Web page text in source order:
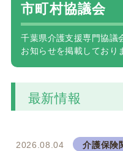
市町村協議会
千葉県介護支援専門協議
お知らせを掲載しており
最新情報
2026.08.04 介護保険